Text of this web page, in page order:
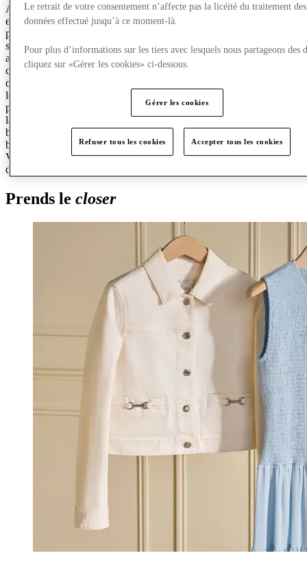
Alors que nous entrons dans la saison des restaurations en plein air
et des soirées baignées de soleil, la question de ce qu’il faut porter
pour une garden-party se pose à l’esprit. Cette robe débardeur
smocked bleu pastel offre une vision nouvelle d’un design classique,
avec sa jupe à étages et son corsage froncé jouant sur les tendances
clés de la romance et de la féminité du SS26. Les tons doux sont un
choix évident lorsque les températures sont plus élevées, et le tissu
léger ainsi que la silhouette légère de cette robe en font le choix
parfait pour une tenue estivale. Après le coucher du soleil et le froid,
la veste Carson Denim est idéale pour les épaules froides, et la teinte
blanche vive complète magnifiquement la robe. Associez-le au sac à
bandoulière assorti et à un talon neutre pour compléter le look.
Visitez McArthurGlen Vancouver pour trouver des styles
d’occasions d’été jusqu’à 70 % de réduction.
Prends le closer
Le retrait de votre consentement n’affecte pas la licéité du traitement des
données effectué jusqu’à ce moment-là.
Pour plus d’informations sur les tiers avec lesquels nous partageons des
cliquez sur «Gérer les cookies» ci-dessous.
Gérer les cookies
Refuser tous les cookies Accepter tous les cookies